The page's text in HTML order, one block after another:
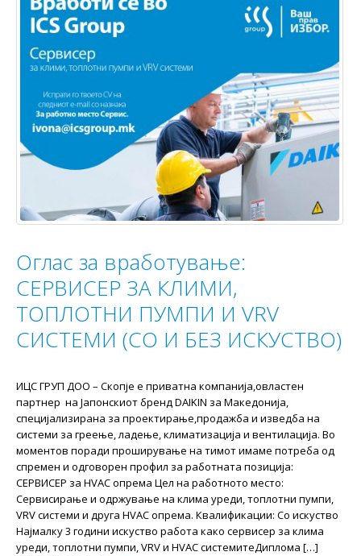
Оглас за вработување:
СЕРВИСЕР ЗА КЛИМИ,
ТОПЛОТНИ ПУМПИ И VRV
СИСТЕМИ (СО И БЕЗ ИСКУСТВО)
ИЦС ГРУП ДОО – Скопје e приватна компанија,овластен
партнер на Јапонскиот бренд DAIKIN за Македонија,
специјализирана за проектирање,продажба и изведба на
системи за греење, ладење, климатизација и вентилација. Во
моментов поради проширување на тимот имаме потреба од
спремен и одговорен профил за работната позиција:
СЕРВИСЕР за HVAC опрема Цел на работното место:
Сервисирање и одржување на клима уреди, топлотни пумпи,
VRV системи и друга HVAC опрема. Квалификации: Со искуство
Најмалку 3 години искуство работа како сервисер за клима
уреди, топлотни пумпи, VRV и HVAC системитеДиплома […]